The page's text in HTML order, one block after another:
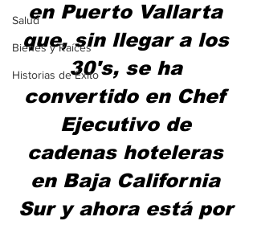
Salud
Bienes y Raíces
Historias de Éxito
en Puerto Vallarta
que, sin llegar a los
30's, se ha
convertido en Chef
Ejecutivo de
cadenas hoteleras
en Baja California
Sur y ahora está por